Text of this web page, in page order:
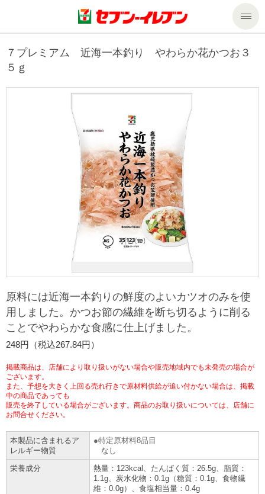
商品のご案内
食の安全・安心への取組み
プリペイドカード・金券
ニンテンドー・ダウンロードカード
マルチコピー機でできること
マルチコピー機でできることトップ
プリント
スキャン
ファクス
チケット
プリペイドサービス
切手・はがき・印紙
セブン銀行ATM
ご利用可能なお支払い方法
各種料金のお支払い
スマホプリペイド
レジでApple Accountにチャージ
チケットサービス
セブンチケット
チケットぴあ
イープラス
CNプレイガイド
JTB
セブン‐イレブンでお受取り
タワーレコード
セブンネットショッピング
停電時のサービス停止のお知らせ
会社概要
貸借対照表・損益計算書
沿革
国内店舗数
売上高、店舗数推移
セブン‐イレブンの海外事業
サステナビリティ
サステナビリティトップ
サステナビリティ活動基本方針
サステナビリティ推進体制
GREEN CHALLENGE 2050
4VISIONS
サステナビリティニュース
サステナビリティレポート
加盟店オーナー募集 物件募集・購入
アルバイト情報 採用情報
お問い合わせ
Language
English (Corporate)
English (Services)
中文[繁體字](服務)
７プレミアム 近海一本釣り やわらか花かつお３
５ｇ
原料には近海一本釣りの鮮度のよいカツオのみを使
用しました。かつお節の繊維を断ち切るように削る
ことでやわらかな食感に仕上げました。
248円（税込267.84円）
掲載商品は、店舗により取り扱いがない場合や販売地域内でも未発売の場合が
ございます。
また、予想を大きく上回る売れ行きで原材料供給が追い付かない場合は、掲載
中の商品であっても
販売を終了している場合がございます。商品のお取り扱いについては、店舗に
お問合せください。
本製品に含まれるア
レルギー物質
特定原材料8品目
なし
栄養成分
熱量：123kcal、たんぱく質：26.5g、脂質：
1.1g、炭水化物：0.1g（糖質：0.1g、食物繊
維：0.0g）、食塩相当量：0.4g